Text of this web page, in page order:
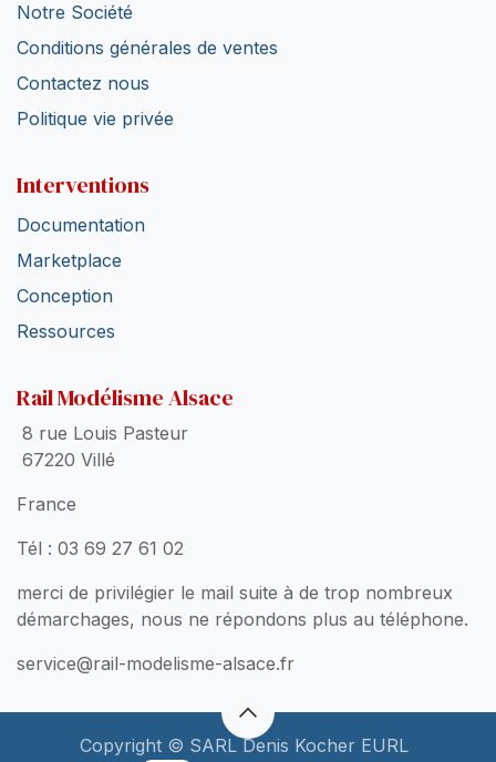
Notre Société
Conditions générales de ventes
Contactez nous
Politique vie privée
Interventions
Documentation
Marketplace
Conception
Ressources
Rail Modélisme Alsace
8 rue Louis Pasteur
67220 Villé
France
Tél : 03 69 27 61 02
merci de privilégier le mail suite à de trop nombreux
démarchages, nous ne répondons plus au téléphone.
service@rail-modelisme-alsace.fr
Copyright © SARL Denis Kocher EURL